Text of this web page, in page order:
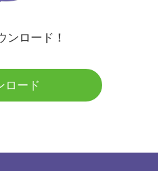
ンロード！
ロード